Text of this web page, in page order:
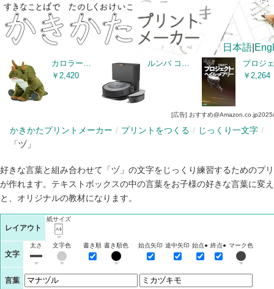
日本語
かきかたプリントメーカー プリントをつくる
じっくり一文字
「ヅ」
好きな言葉と組み合わせて「ヅ」の文字をじっくり練習するためのプ
が作れます。テキストボックスの中の言葉をお子様の好きな言葉に変
と、オリジナルの教材になります。
レイアウト
紙サイズ
文字
太さ 文字色 書き順 書き順色 始点矢印 途中矢印 始点● 終点● マーク色
言葉
カロラータ トリケラトプス ぬいぐるみ (Sサイズ/おすわりシリーズ) やさしい手触り/リアル (恐竜のぬいぐるみ) 恐竜 おもちゃ 人形/誕生日 ギフト プレゼント (検針2度済み) / クリスマス クリスマスプレゼント
￥2,420
ルンバ コンボ i5+ ロボット掃除機 アイロボット(iRobot) 掃除機掛けと水拭き掃除が一度で完了 水拭き 両用 マッピング 薄型&静音設計 強力吸引 自動充電・運転再開 ゴミ収集 Wi-Fi接続 Alexa対応 カーペット 畳 i557860 【ゴミ捨て/充電が全自動】
￥2,264
[広告] おすすめ@Amazon.co.jp